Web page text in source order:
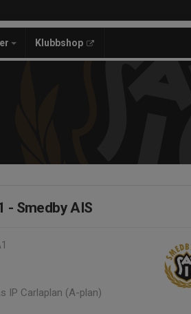
Klubbshop
- Smedby AIS
IP Carlaplan (A-plan)